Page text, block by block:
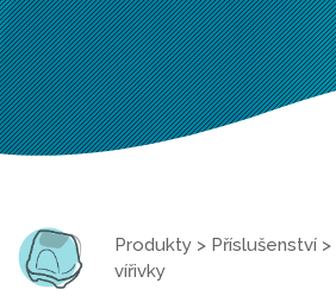
Produkty > Příslušenství >
vířivky